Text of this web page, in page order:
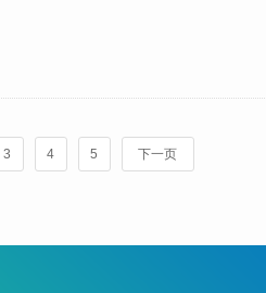
3 4 5 下一页